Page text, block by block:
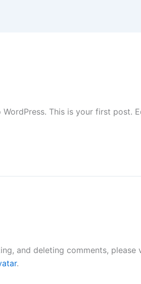
WordPress. This is your first post.
and deleting comments, please
.